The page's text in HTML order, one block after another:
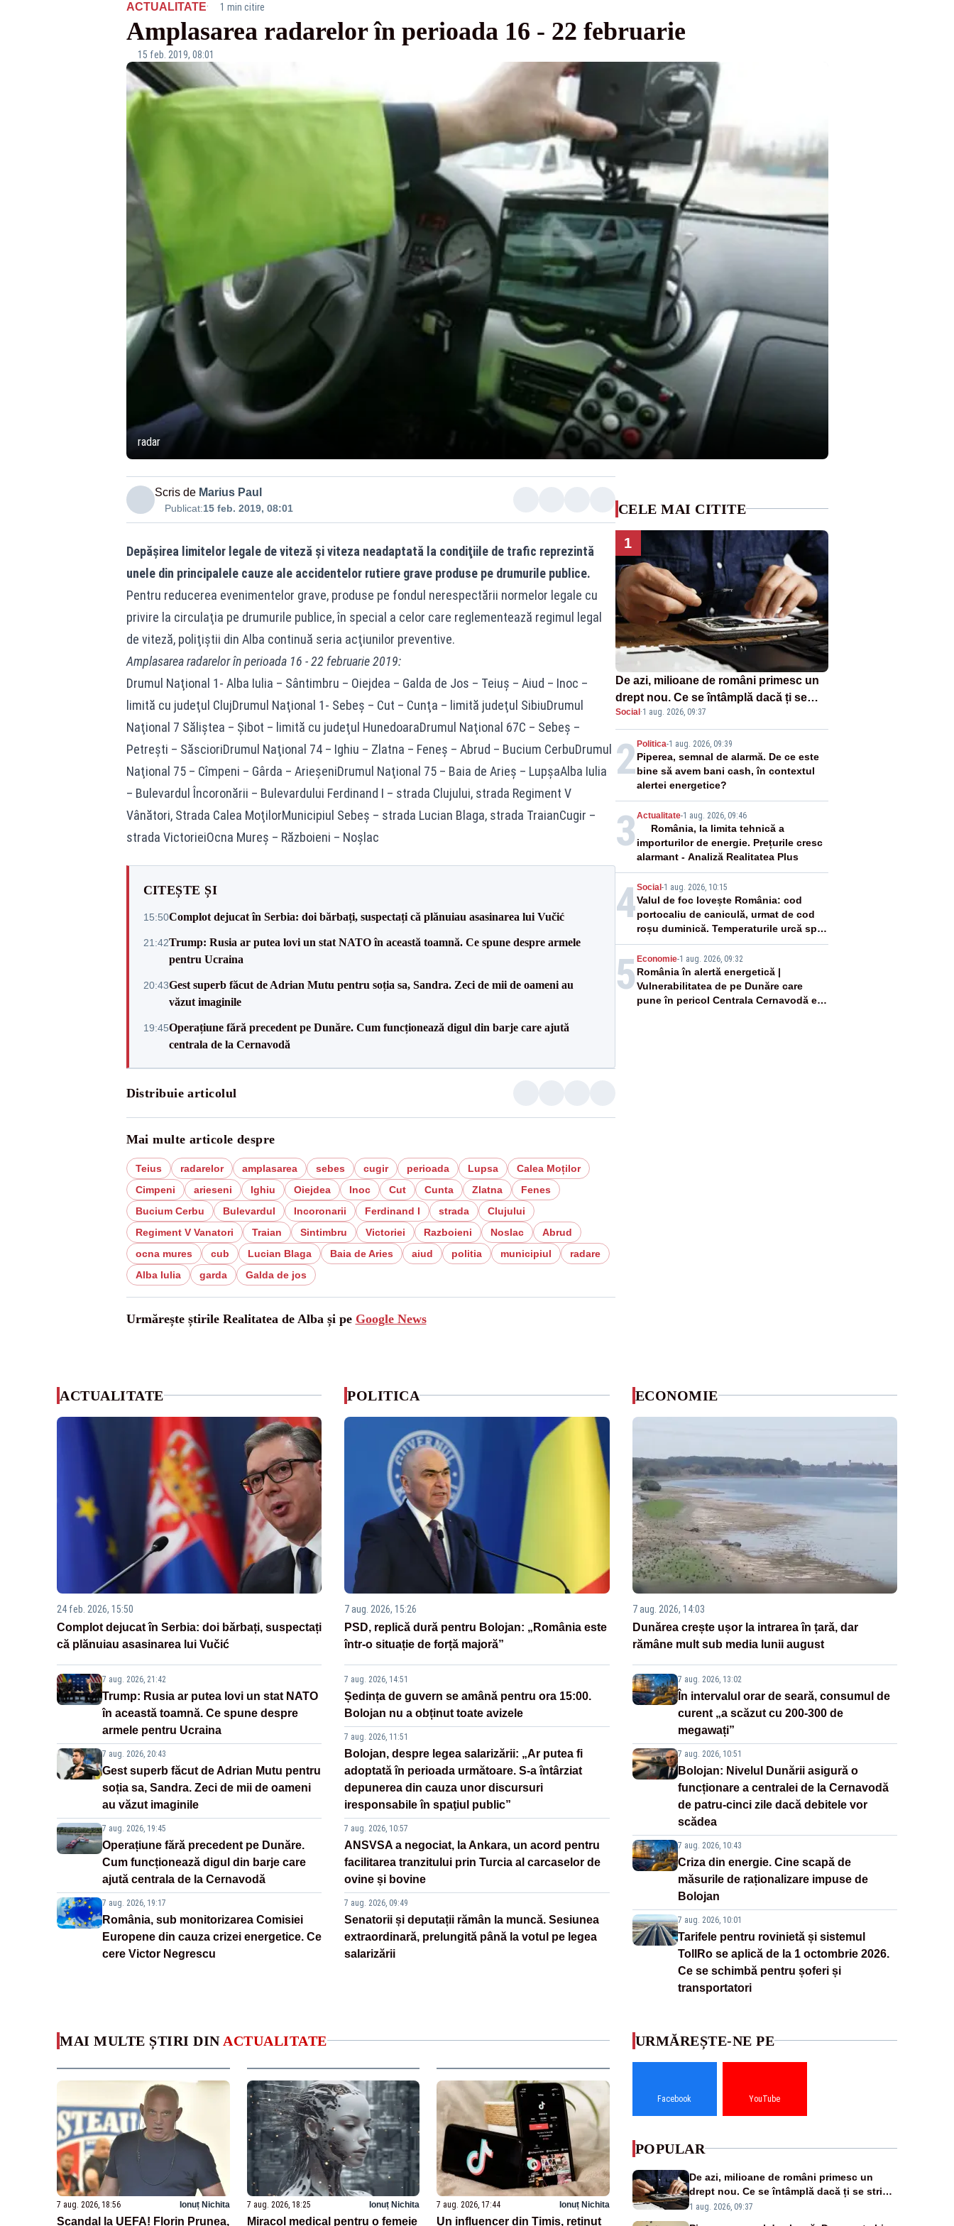
ACTUALITATE· 1 min citire
Amplasarea radarelor în perioada 16 - 22 februarie
15 feb. 2019, 08:01
radar
Scris de Marius Paul
Publicat:15 feb. 2019, 08:01
Depăşirea limitelor legale de viteză şi viteza neadaptată la condiţiile de trafic reprezintă
unele din principalele cauze ale accidentelor rutiere grave produse pe drumurile publice.
Pentru reducerea evenimentelor grave, produse pe fondul nerespectării normelor legale cu
privire la circulaţia pe drumurile publice, în special a celor care reglementează regimul legal
de viteză, poliţiştii din Alba continuă seria acţiunilor preventive.
Amplasarea radarelor în perioada 16 - 22 februarie 2019:
Drumul Naţional 1- Alba Iulia – Sântimbru – Oiejdea – Galda de Jos – Teiuş – Aiud – Inoc –
limită cu judeţul ClujDrumul Naţional 1- Sebeş – Cut – Cunţa – limită judeţul SibiuDrumul
Naţional 7 Săliştea – Șibot – limită cu judeţul HunedoaraDrumul Naţional 67C – Sebeş –
Petreşti – SăscioriDrumul Naţional 74 – Ighiu – Zlatna – Feneş – Abrud – Bucium CerbuDrumul
Naţional 75 – Cîmpeni – Gârda – ArieşeniDrumul Naţional 75 – Baia de Arieş – LupşaAlba Iulia
– Bulevardul Încoronării – Bulevardului Ferdinand I – strada Clujului, strada Regiment V
Vânători, Strada Calea MoţilorMunicipiul Sebeş – strada Lucian Blaga, strada TraianCugir –
strada VictorieiOcna Mureş – Războieni – Noşlac
CITEȘTE ȘI
15:50Complot dejucat în Serbia: doi bărbați, suspectați că plănuiau asasinarea lui Vučić
21:42Trump: Rusia ar putea lovi un stat NATO în această toamnă. Ce spune despre armele
pentru Ucraina
20:43Gest superb făcut de Adrian Mutu pentru soția sa, Sandra. Zeci de mii de oameni au
văzut imaginile
19:45Operațiune fără precedent pe Dunăre. Cum funcționează digul din barje care ajută
centrala de la Cernavodă
Distribuie articolul
Mai multe articole despre
Teius radarelor amplasarea sebes cugir perioada Lupsa
Calea Moților
Cimpeni
arieseni Ighiu Oiejdea Inoc Cut Cunta Zlatna
Fenes
Bucium Cerbu
Bulevardul Incoronarii Ferdinand I strada
Clujului
Regiment V Vanatori
Traian Sintimbru Victoriei Razboieni Noslac
Abrud
ocna mures
cub Lucian Blaga Baia de Aries aiud politia municipiul
radare
Alba Iulia
garda Galda de jos
Urmărește știrile Realitatea de Alba și pe Google News
CELE MAI CITITE
1
De azi, milioane de români primesc un
drept nou. Ce se întâmplă dacă ți se
strică un produs
Social·1 aug. 2026, 09:37
2Politica-1 aug. 2026, 09:39
Piperea, semnal de alarmă. De ce este
bine să avem bani cash, în contextul
alertei energetice?
3 Actualitate-1 aug. 2026, 09:46
România, la limita tehnică a
importurilor de energie. Prețurile cresc
alarmant - Analiză Realitatea Plus
4Social-1 aug. 2026, 10:15
Valul de foc lovește România: cod
portocaliu de caniculă, urmat de cod
roșu duminică. Temperaturile urcă spre
40°C
5 Economie-1 aug. 2026, 09:32
România în alertă energetică |
Vulnerabilitatea de pe Dunăre care
pune în pericol Centrala Cernavodă era
ACTUALITATE
24 feb. 2026, 15:50
Complot dejucat în Serbia: doi bărbați, suspectați
că plănuiau asasinarea lui Vučić
7 aug. 2026, 21:42
Trump: Rusia ar putea lovi un stat NATO
în această toamnă. Ce spune despre
armele pentru Ucraina
7 aug. 2026, 20:43
Gest superb făcut de Adrian Mutu pentru
soția sa, Sandra. Zeci de mii de oameni
au văzut imaginile
7 aug. 2026, 19:45
Operațiune fără precedent pe Dunăre.
Cum funcționează digul din barje care
ajută centrala de la Cernavodă
7 aug. 2026, 19:17
România, sub monitorizarea Comisiei
Europene din cauza crizei energetice. Ce
cere Victor Negrescu
POLITICA
7 aug. 2026, 15:26
PSD, replică dură pentru Bolojan: „România este
într-o situație de forță majoră”
7 aug. 2026, 14:51
Ședința de guvern se amână pentru ora 15:00.
Bolojan nu a obținut toate avizele
7 aug. 2026, 11:51
Bolojan, despre legea salarizării: „Ar putea fi
adoptată în perioada următoare. S-a întârziat
depunerea din cauza unor discursuri
iresponsabile în spaţiul public”
7 aug. 2026, 10:57
ANSVSA a negociat, la Ankara, un acord pentru
facilitarea tranzitului prin Turcia al carcaselor de
ovine și bovine
7 aug. 2026, 09:49
Senatorii și deputații rămân la muncă. Sesiunea
extraordinară, prelungită până la votul pe legea
salarizării
ECONOMIE
7 aug. 2026, 14:03
Dunărea crește ușor la intrarea în țară, dar
rămâne mult sub media lunii august
7 aug. 2026, 13:02
În intervalul orar de seară, consumul de
curent „a scăzut cu 200-300 de
megawați”
7 aug. 2026, 10:51
Bolojan: Nivelul Dunării asigură o
funcționare a centralei de la Cernavodă
de patru-cinci zile dacă debitele vor
scădea
7 aug. 2026, 10:43
Criza din energie. Cine scapă de
măsurile de raționalizare impuse de
Bolojan
7 aug. 2026, 10:01
Tarifele pentru rovinietă și sistemul
TollRo se aplică de la 1 octombrie 2026.
Ce se schimbă pentru șoferi și
transportatori
MAI MULTE ȘTIRI DIN ACTUALITATE
7 aug. 2026, 18:56 Ionuț Nichita
Scandal la UEFA! Florin Prunea,
7 aug. 2026, 18:25 Ionuț Nichita
Miracol medical pentru o femeie
7 aug. 2026, 17:44 Ionuț Nichita
Un influencer din Timiș, reținut
URMĂREȘTE-NE PE
Facebook YouTube
POPULAR
De azi, milioane de români primesc un
drept nou. Ce se întâmplă dacă ți se strică
un produs
1 aug. 2026, 09:37